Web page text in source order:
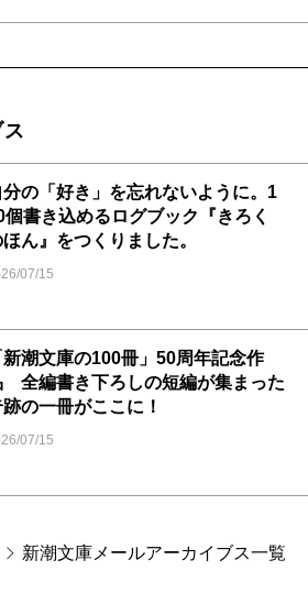
分の「好き」を忘れないように。1
個書き込めるログブック『きろく
ん』をつくりました。
07/15
新潮文庫の100冊」50周年記念作
全編書き下ろしの短編が集まった
の一冊がここに！
07/15
新潮文庫メールアーカイブス一覧